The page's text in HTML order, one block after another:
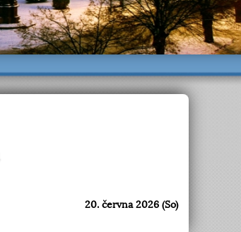
20. června 2026 (So)